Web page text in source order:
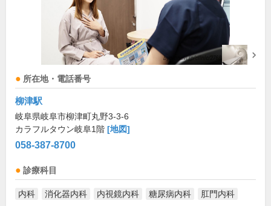
所在地・電話番号
柳津駅
岐阜県岐阜市柳津町丸野3-3-6
カラフルタウン岐阜1階 [地図]
058-387-8700
診療科目
内科 消化器内科 内視鏡内科 糖尿病内科 肛門内科